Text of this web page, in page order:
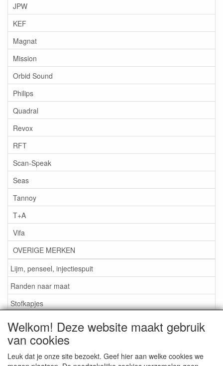
JPW
KEF
Magnat
Mission
Orbid Sound
Philips
Quadral
Revox
RFT
Scan-Speak
Seas
Tannoy
T+A
Vifa
OVERIGE MERKEN
Lijm, penseel, injectiespuit
Randen naar maat
Stofkapjes
Informatie
Welkom! Deze website maakt gebruik
van cookies
Leuk dat je onze site bezoekt. Geef hier aan welke cookies we